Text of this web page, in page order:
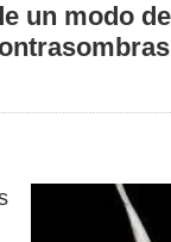
un modo